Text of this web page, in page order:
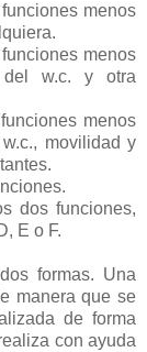
menos
menos
w.c. y otra
menos
movilidad y
dos funciones,
E o F.
formas. Una
manera que se
de forma
con ayuda